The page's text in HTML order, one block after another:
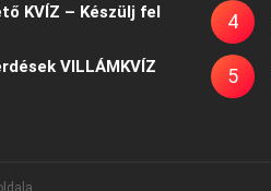
KVÍZ – Készülj fel
VILLÁMKVÍZ